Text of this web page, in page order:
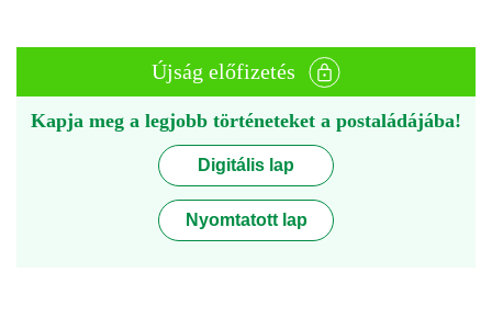
Újság előfizetés
Kapja meg a legjobb történeteket a postaládájába!
Digitális lap
Nyomtatott lap